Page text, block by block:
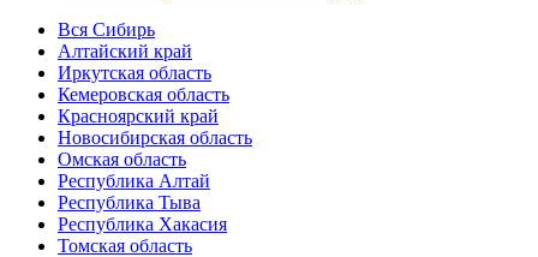
Вся Сибирь
Алтайский край
Иркутская область
Кемеровская область
Красноярский край
Новосибирская область
Омская область
Республика Алтай
Республика Тыва
Республика Хакасия
Томская область